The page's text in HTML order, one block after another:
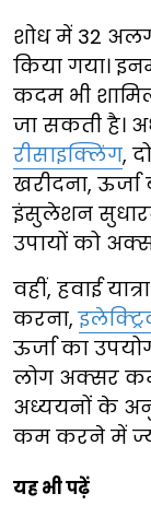
शोध में 32
किया गया।
कदम भी
जा सकती है।
रीसाइक्लिंग,
खरीदना,
इंसुलेशन
उपायों को
वहीं, हवाई
करना,
ऊर्जा का
लोग अक्सर
अध्ययनों के
कम करने में
यह भी पढ़ें